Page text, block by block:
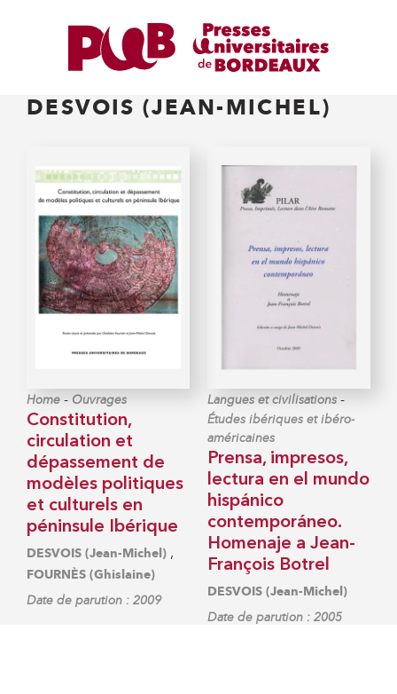
DESVOIS (JEAN-MICHEL)
Home - Ouvrages
Constitution,
circulation et
dépassement de
modèles politiques
et culturels en
péninsule Ibérique
DESVOIS (Jean-Michel) ,
FOURNÈS (Ghislaine)
Date de parution : 2009
Langues et civilisations -
Études ibériques et ibéro-
américaines
Prensa, impresos,
lectura en el mundo
hispánico
contemporáneo.
Homenaje a Jean-
François Botrel
DESVOIS (Jean-Michel)
Date de parution : 2005